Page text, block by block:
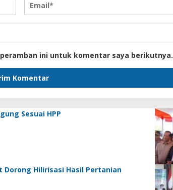
ini untuk komentar saya berikutnya.
Sesuai HPP
Dorong Hilirisasi Hasil Pertanian